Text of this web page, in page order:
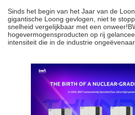
Sinds het begin van het Jaar van de
gigantische Loong gevlogen, niet te
snelheid vergelijkbaar met een
hogevermogensproducten op rij
intensiteit die in de industrie